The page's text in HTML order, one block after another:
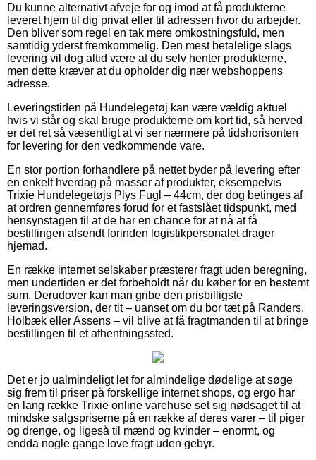
Du kunne alternativt afveje for og imod at få produkterne
leveret hjem til dig privat eller til adressen hvor du arbejder.
Den bliver som regel en tak mere omkostningsfuld, men
samtidig yderst fremkommelig. Den mest betalelige slags
levering vil dog altid være at du selv henter produkterne,
men dette kræver at du opholder dig nær webshoppens
adresse.
Leveringstiden på Hundelegetøj kan være vældig aktuel
hvis vi står og skal bruge produkterne om kort tid, så herved
er det ret så væsentligt at vi ser nærmere på tidshorisonten
for levering for den vedkommende vare.
En stor portion forhandlere på nettet byder på levering efter
en enkelt hverdag på masser af produkter, eksempelvis
Trixie Hundelegetøjs Plys Fugl – 44cm, der dog betinges af
at ordren gennemføres forud for et fastslået tidspunkt, med
hensynstagen til at de har en chance for at nå at få
bestillingen afsendt forinden logistikpersonalet drager
hjemad.
En række internet selskaber præsterer fragt uden beregning,
men undertiden er det forbeholdt når du køber for en bestemt
sum. Derudover kan man gribe den prisbilligste
leveringsversion, der tit – uanset om du bor tæt på Randers,
Holbæk eller Assens – vil blive at få fragtmanden til at bringe
bestillingen til et afhentningssted.
Det er jo ualmindeligt let for almindelige dødelige at søge
sig frem til priser på forskellige internet shops, og ergo har
en lang række Trixie online varehuse set sig nødsaget til at
mindske salgspriserne på en række af deres varer – til piger
og drenge, og ligeså til mænd og kvinder – enormt, og
endda nogle gange love fragt uden gebyr.